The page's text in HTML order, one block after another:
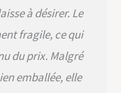
poignée
d'utilisation
Parfait
des moments
en
à désirer. Le
fragile, ce qui
du prix. Malgré
emballée, elle